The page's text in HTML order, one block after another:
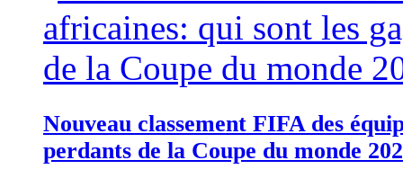
Nouveau classement FIFA des
perdants de la Coupe du monde